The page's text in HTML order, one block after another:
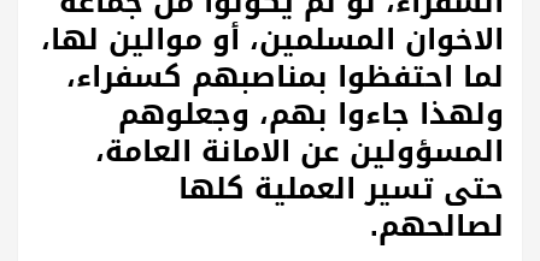
الاخوان المسلمين، أو موالين لها،
لما احتفظوا بمناصبهم كسفراء،
ولهذا جاءوا بهم، وجعلوهم
المسؤولين عن الامانة العامة،
حتى تسير العملية كلها
لصالحهم.